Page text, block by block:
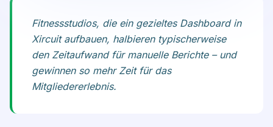
Fitnessstudios, die ein gezieltes Dashboard in
Xircuit aufbauen, halbieren typischerweise
den Zeitaufwand für manuelle Berichte – und
gewinnen so mehr Zeit für das
Mitgliedererlebnis.